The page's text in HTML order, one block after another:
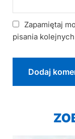
Zapamiętaj
pisania